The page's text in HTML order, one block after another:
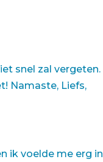
snel zal vergeten.
Namaste, Liefs,
ik voelde me erg in